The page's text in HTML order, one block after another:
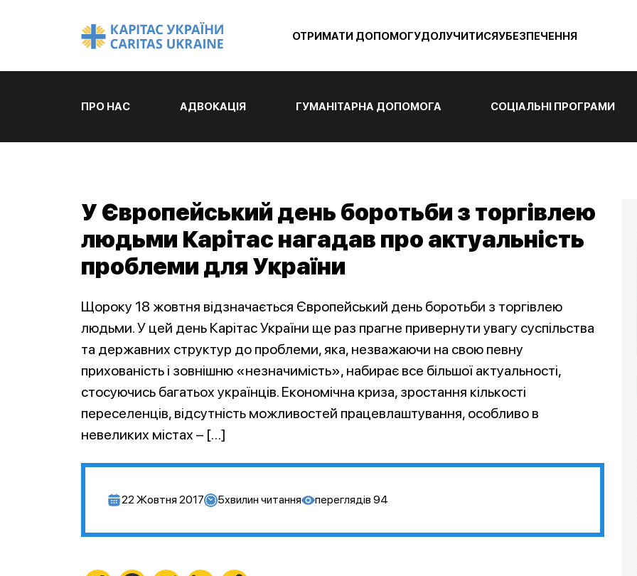
ОТРИМАТИ ДОПОМОГУДОЛУЧИТИСЯУБЕЗПЕЧЕННЯ
ПРО НАС АДВОКАЦІЯ ГУМАНІТАРНА ДОПОМОГА СОЦІАЛЬНІ ПРОГРАМИ
У Європейський день боротьби з торгівлею
людьми Карітас нагадав про актуальність
проблеми для України
Щороку 18 жовтня відзначається Європейський день боротьби з торгівлею
людьми. У цей день Карітас України ще раз прагне привернути увагу суспільства
та державних структур до проблеми, яка, незважаючи на свою певну
прихованість і зовнішню «незначимість», набирає все більшої актуальності,
стосуючись багатьох українців. Економічна криза, зростання кількості
переселенців, відсутність можливостей працевлаштування, особливо в
невеликих містах – […]
22 Жовтня 2017 5хвилин читання переглядів 94